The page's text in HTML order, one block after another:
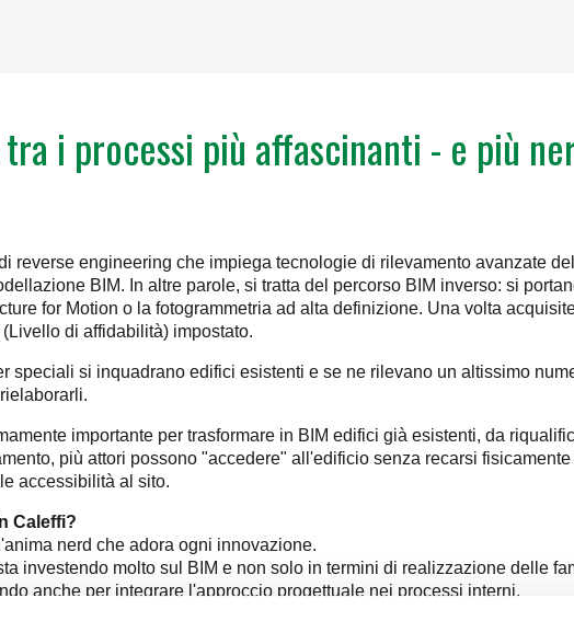
tra i processi più affascinanti - e più
reverse engineering che impiega tecnologie di rilevamento avanzate
BIM. In altre parole, si tratta del percorso BIM inverso: si
for Motion o la fotogrammetria ad alta definizione. Una volta
di affidabilità) impostato.
speciali si inquadrano edifici esistenti e se ne rilevano un altissimo
importante per trasformare in BIM edifici già esistenti, da
più attori possono "accedere" all'edificio senza recarsi
accessibilità al sito.
Caleffi?
nerd che adora ogni innovazione.
investendo molto sul BIM e non solo in termini di realizzazione delle
anche per integrare l'approccio progettuale nei processi interni.